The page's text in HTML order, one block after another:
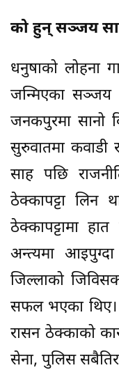
को हुन् सञ्जय
धनुषाको लोहना
जन्मिएका
जनकपुरमा सानो
सुरुवातमा कवाडी
साह पछि
ठेक्कापट्टा लिन
ठेक्कापट्टामा
अन्त्यमा
जिल्लाको
सफल भएका थिए।
रासन ठेक्काको
सेना, पुलिस सबैतिर